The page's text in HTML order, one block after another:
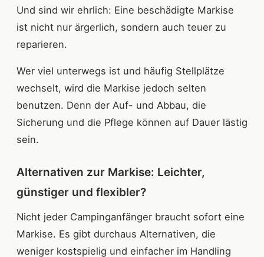
Und sind wir ehrlich: Eine beschädigte Markise
ist nicht nur ärgerlich, sondern auch teuer zu
reparieren.
Wer viel unterwegs ist und häufig Stellplätze
wechselt, wird die Markise jedoch selten
benutzen. Denn der Auf- und Abbau, die
Sicherung und die Pflege können auf Dauer lästig
sein.
Alternativen zur Markise: Leichter,
günstiger und flexibler?
Nicht jeder Campinganfänger braucht sofort eine
Markise. Es gibt durchaus Alternativen, die
weniger kostspielig und einfacher im Handling